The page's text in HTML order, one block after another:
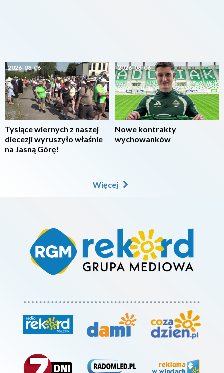
2026-08-06
Tysiące wiernych z naszej
diecezji wyruszyło właśnie
na Jasną Górę!
2026-08-06
Nowe kontrakty
wychowanków
Więcej